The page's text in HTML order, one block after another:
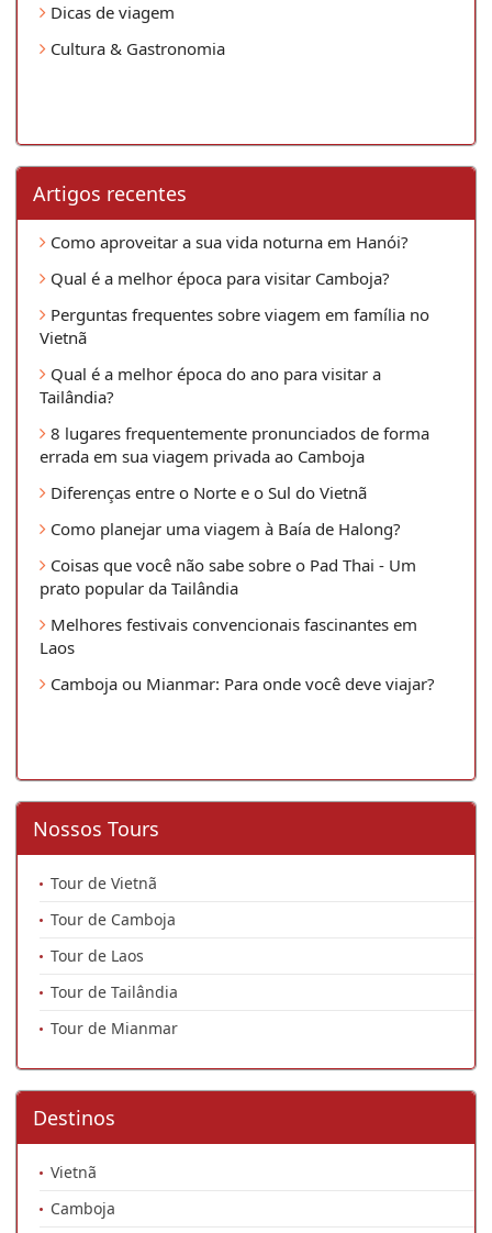
Dicas de viagem
Cultura & Gastronomia
Artigos recentes
Como aproveitar a sua vida noturna em Hanói?
Qual é a melhor época para visitar Camboja?
Perguntas frequentes sobre viagem em família no
Vietnã
Qual é a melhor época do ano para visitar a
Tailândia?
8 lugares frequentemente pronunciados de forma
errada em sua viagem privada ao Camboja
Diferenças entre o Norte e o Sul do Vietnã
Como planejar uma viagem à Baía de Halong?
Coisas que você não sabe sobre o Pad Thai - Um
prato popular da Tailândia
Melhores festivais convencionais fascinantes em
Laos
Camboja ou Mianmar: Para onde você deve viajar?
Nossos Tours
Tour de Vietnã
Tour de Camboja
Tour de Laos
Tour de Tailândia
Tour de Mianmar
Destinos
Vietnã
Camboja